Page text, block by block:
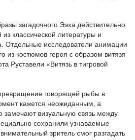
загадочного Ээха действительно
классической литературы и
Отдельные исследователи анимации
из костюмов героя с образом витязя
Руставели «Витязь в тигровой
говорящей рыбы в
кажется неожиданным, а
замечают визуальную связь между
сохранили узнаваемые
зритель смог разгадать